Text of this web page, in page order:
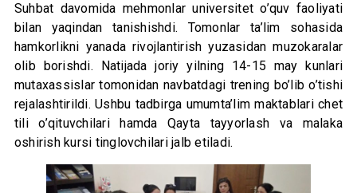
Suhbat davomida mehmonlar universitet o’quv faoliyati
bilan yaqindan tanishishdi. Tomonlar ta’lim sohasida
hamkorlikni yanada rivojlantirish yuzasidan muzokaralar
olib borishdi. Natijada joriy yilning 14-15 may kunlari
mutaxassislar tomonidan navbatdagi trening bo’lib o’tishi
rejalashtirildi. Ushbu tadbirga umumta’lim maktablari chet
tili o’qituvchilari hamda Qayta tayyorlash va malaka
oshirish kursi tinglovchilari jalb etiladi.